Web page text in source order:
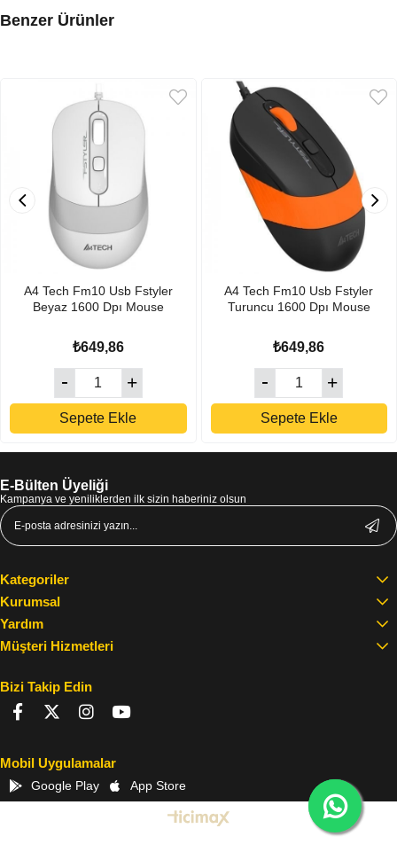
Benzer Ürünler
A4 Tech Fm10 Usb Fstyler
Beyaz 1600 Dpı Mouse
₺649,86
Sepete Ekle
A4 Tech Fm10 Usb Fstyler
Turuncu 1600 Dpı Mouse
₺649,86
Sepete Ekle
E-Bülten Üyeliği
Kampanya ve yeniliklerden ilk sizin haberiniz olsun
Kategoriler
Kurumsal
Yardım
Müşteri Hizmetleri
Bizi Takip Edin
Mobil Uygulamalar
Google Play App Store